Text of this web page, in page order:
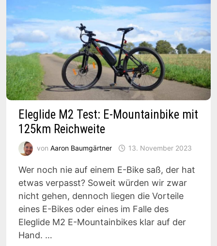
Eleglide M2 Test: E-Mountainbike mit
125km Reichweite
von Aaron Baumgärtner 13. November 2023
Wer noch nie auf einem E-Bike saß, der hat
etwas verpasst? Soweit würden wir zwar
nicht gehen, dennoch liegen die Vorteile
eines E-Bikes oder eines im Falle des
Eleglide M2 E-Mountainbikes klar auf der
Hand. …